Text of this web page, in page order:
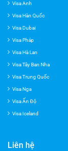
Visa Dubai
Visa Pháp
Visa Hà Lan
Visa Tây Ban Nha
Visa Trung Quốc
Visa Nga
Visa Ấn Độ
Visa Iceland
1900 1177